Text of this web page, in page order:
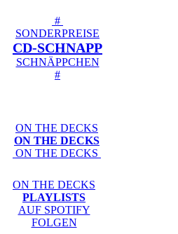
#
SONDERPREISE
CD-SCHNAPP
SCHNÄPPCHEN
#
ON THE DECKS
ON THE DECKS
ON THE DECKS
ON THE DECKS
PLAYLISTS
AUF SPOTIFY
FOLGEN